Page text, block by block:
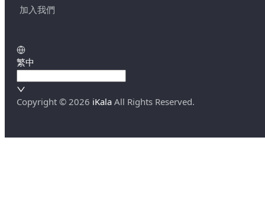
加入我們
繁中
Copyright © 2026 iKala All Rights Reserved.